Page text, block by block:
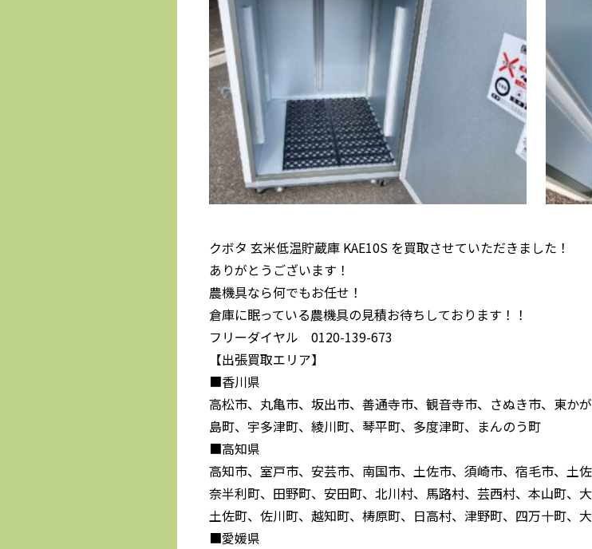
クボタ 玄米低温貯蔵庫 KAE10S を買取させていただきました！
ありがとうございます！
農機具なら何でもお任せ！
倉庫に眠っている農機具の見積お待ちしております！！
フリーダイヤル 0120-139-673
【出張買取エリア】
■香川県
高松市、丸亀市、坂出市、善通寺市、観音寺市、さぬき市、東か
島町、宇多津町、綾川町、琴平町、多度津町、まんのう町
■高知県
高知市、室戸市、安芸市、南国市、土佐市、須崎市、宿毛市、土
奈半利町、田野町、安田町、北川村、馬路村、芸西村、本山町、
土佐町、佐川町、越知町、梼原町、日高村、津野町、四万十町、
■愛媛県